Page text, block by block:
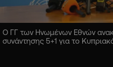
Ο ΓΓ των Ηνωμένων Εθνών
συνάντησης 5+1 για το